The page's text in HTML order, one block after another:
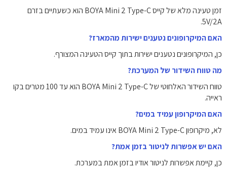
זמן טעינה מלא של קייס BOYA Mini 2 Type-C הוא כשעתיים בזרם
‎5V/2A‎.
האם המיקרופונים נטענים ישירות מהמארז?
כן, המיקרופונים נטענים ישירות בתוך קייס הטעינה המצורף.
מה טווח השידור של המערכת?
טווח השידור האלחוטי של BOYA Mini 2 Type-C הוא עד ‎100 מטרים‎ בקו
ראייה.
האם המיקרופון עמיד במים?
לא, מיקרופון BOYA Mini 2 Type-C אינו עמיד במים.
האם יש אפשרות לניטור בזמן אמת?
כן, קיימת אפשרות לניטור אודיו בזמן אמת במערכת.